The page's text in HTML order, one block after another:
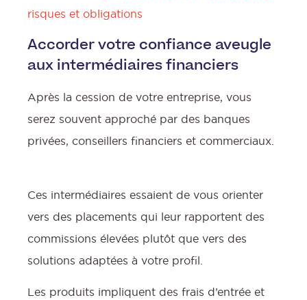
risques et obligations
Accorder votre confiance aveugle
aux intermédiaires financiers
Après la cession de votre entreprise, vous
serez souvent approché par des banques
privées, conseillers financiers et commerciaux.
Ces intermédiaires essaient de vous orienter
vers des placements qui leur rapportent des
commissions élevées plutôt que vers des
solutions adaptées à votre profil.
Les produits impliquent des frais d’entrée et